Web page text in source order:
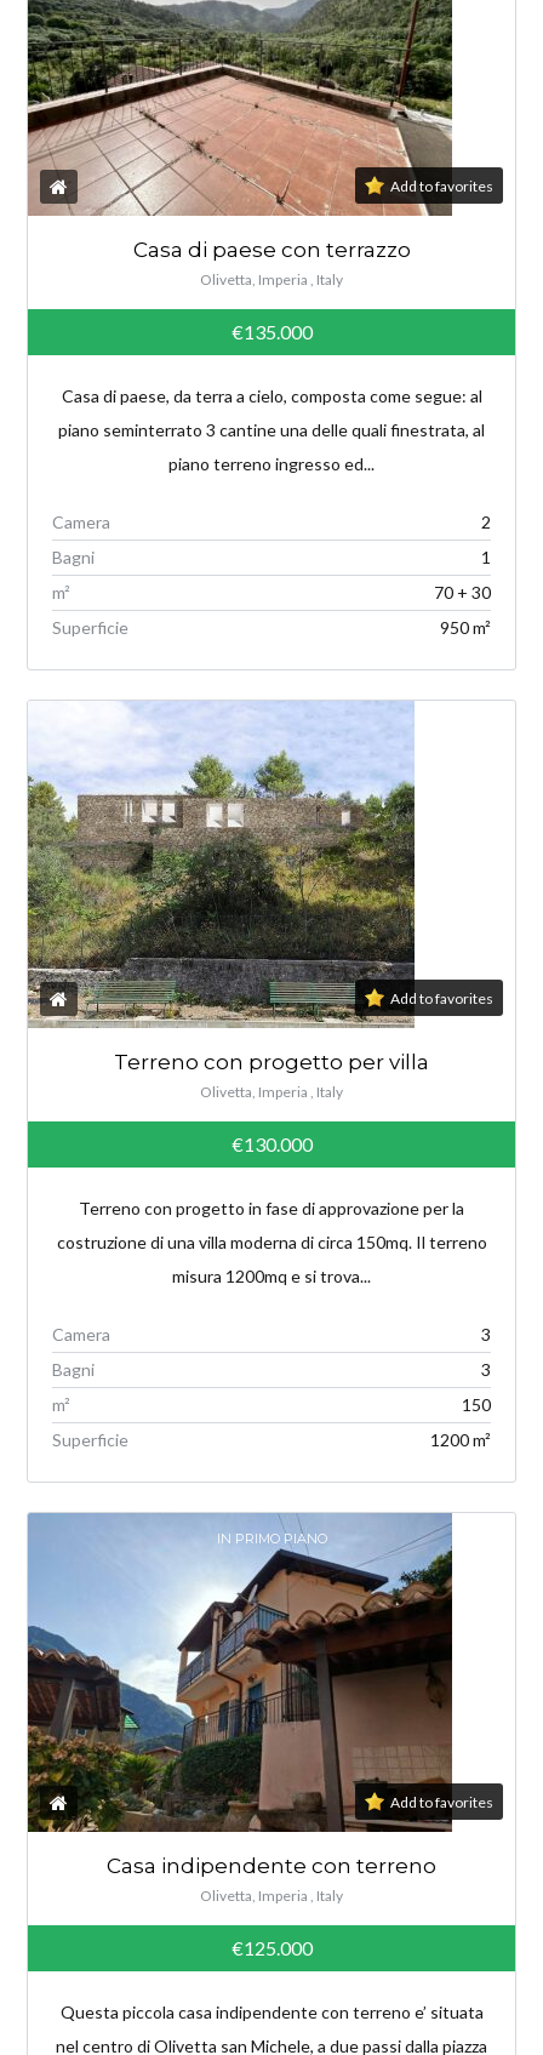
Add to favorites
Casa di paese con terrazzo
Olivetta, Imperia , Italy
€135.000
Casa di paese, da terra a cielo, composta come segue: al
piano seminterrato 3 cantine una delle quali finestrata, al
piano terreno ingresso ed...
Camera
2
Bagni
1
m²
70 + 30
Superficie
950 m²
Add to favorites
Terreno con progetto per villa
Olivetta, Imperia , Italy
€130.000
Terreno con progetto in fase di approvazione per la
costruzione di una villa moderna di circa 150mq. Il terreno
misura 1200mq e si trova...
Camera
3
Bagni
3
m²
150
Superficie
1200 m²
IN PRIMO PIANO
Add to favorites
Casa indipendente con terreno
Olivetta, Imperia , Italy
€125.000
Questa piccola casa indipendente con terreno e’ situata
nel centro di Olivetta san Michele, a due passi dalla piazza